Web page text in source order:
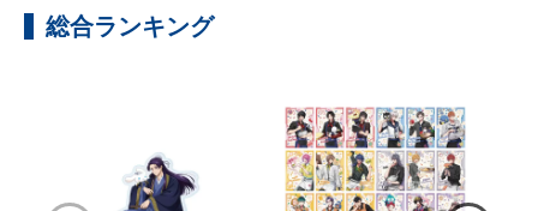
総合ランキング